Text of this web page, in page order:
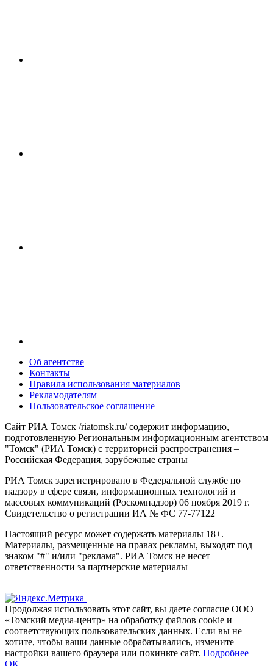
Об агентстве
Контакты
Правила использования материалов
Рекламодателям
Пользовательское соглашение
Сайт РИА Томск /riatomsk.ru/ содержит информацию,
подготовленную Региональным информационным агентством
"Томск" (РИА Томск) с территорией распространения –
Российская Федерация, зарубежные страны
РИА Томск зарегистрировано в Федеральной службе по
надзору в сфере связи, информационных технологий и
массовых коммуникаций (Роскомнадзор) 06 ноября 2019 г.
Свидетельство о регистрации ИА № ФС 77-77122
Настоящий ресурс может содержать материалы 18+.
Материалы, размещенные на правах рекламы, выходят под
знаком "#" и/или "реклама". РИА Томск не несет
ответственности за партнерские материалы
Продолжая использовать этот сайт, вы даете согласие ООО
«Томский медиа-центр» на обработку файлов cookie и
соответствующих пользовательских данных. Если вы не
хотите, чтобы ваши данные обрабатывались, измените
настройки вашего браузера или покиньте сайт. Подробнее
ОК